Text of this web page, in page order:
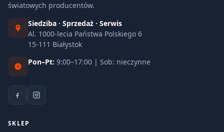
światowych producentów.
Siedziba · Sprzedaż · Serwis
Al. 1000-lecia Państwa Polskiego 6
15-111 Białystok
Pon–Pt: 9:00–17:00 | Sob: nieczynne
SKLEP